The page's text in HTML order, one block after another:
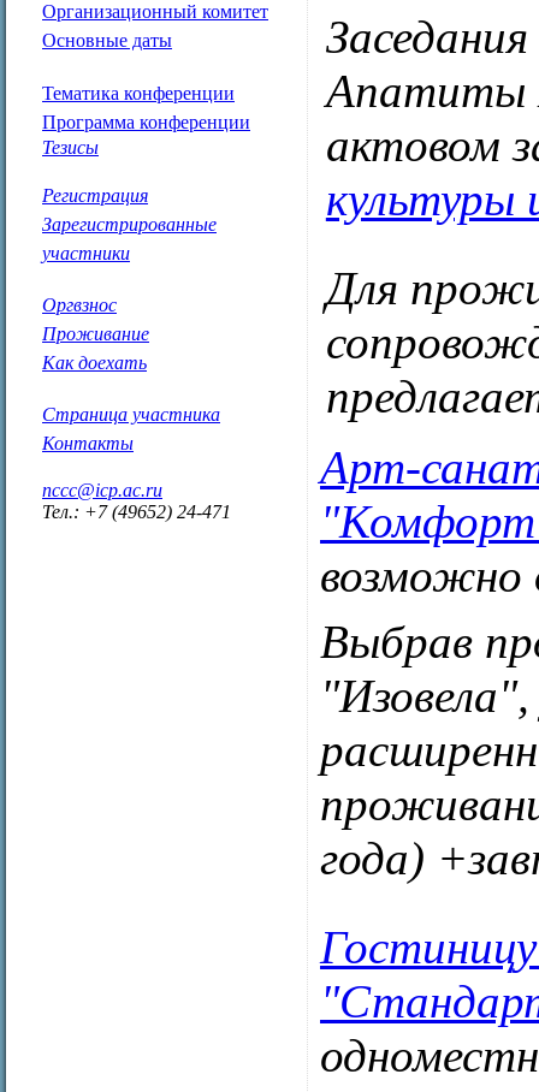
Организационный комитет
Основные даты
Тематика конференции
Программа конференции
Тезисы
Регистрация
Зарегистрированные
участники
Оргвзнос
Проживание
Как доехать
Страница участника
Контакты
nccc@icp.ac.ru
Тел.: +7 (49652) 24-471
Апатиты
актовом
культуры
Для
Арт-
возможно
Выбрав
года)